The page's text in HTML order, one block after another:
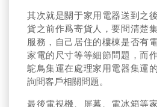
其次就是關于家用電器送到之
貨之前作爲寄貨人，要問清楚
服務，自己居住的樓棟是否有
家電的尺寸等等細節問題，而
鴕鳥集運在處理家用電器集運
詢問客戶相關問題。
最後電視機、屏幕、電冰箱等